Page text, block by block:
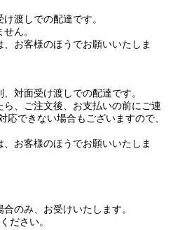
渡しでの配達です。
ん。
お客様のほうでお願いいたしま
対面受け渡しでの配達です。
、ご注文後、お支払いの前にご連
応できない場合もございますので、
お客様のほうでお願いいたしま
のみ、お受けいたします。
ださい。